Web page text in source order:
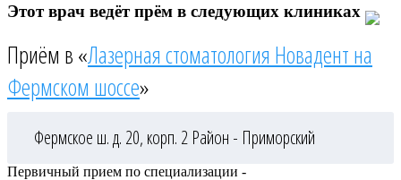
Этот врач ведёт прём в следующих клиниках
Приём в «Лазерная стоматология Новадент на
Фермском шоссе»
Фермское ш. д. 20, корп. 2 Район - Приморский
Первичный прием по специализации -